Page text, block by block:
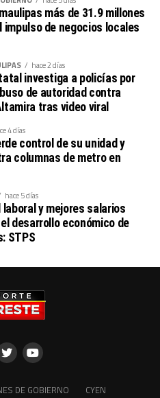
más de 31.9 millones
impulso de negocios locales
hace 2 días
investiga a policías por
de autoridad contra
tras video viral
4 días
control de su unidad y
columnas de metro en
hace 5 días
laboral y mejores salarios
desarrollo económico de
STPS
DE GOBIERNO CYEN